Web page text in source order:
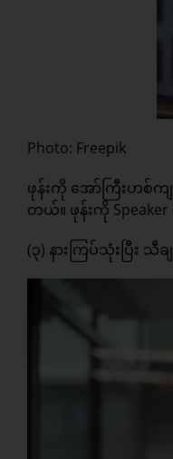
Photo: Freepik
ဖုန်းကို အော်ကြီးဟစ်က
တယ်။ ဖုန်းကို
(၃) နားကြပ်သုံးပြီး သီခ